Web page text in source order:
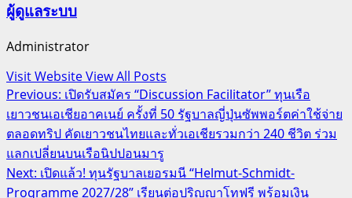
ผู้ดูแลระบบ
Administrator
Visit WebsiteView All Posts
Post
navigation
Previous: เปิดรับสมัคร “Discussion Facilitator” ทุนเรือ
เยาวชนเอเชียอาคเนย์ ครั้งที่ 50 รัฐบาลญี่ปุ่นซัพพอร์ตค่าใช้จ่าย
ตลอดทริป คัดเยาวชนไทยและทั่วเอเชียรวมกว่า 240 ชีวิต ร่วม
แลกเปลี่ยนบนเรือนิปปอนมารู
Next: เปิดแล้ว! ทุนรัฐบาลเยอรมนี “Helmut-Schmidt-
Programme 2027/28” เรียนต่อปริญญาโทฟรี พร้อมเงิน